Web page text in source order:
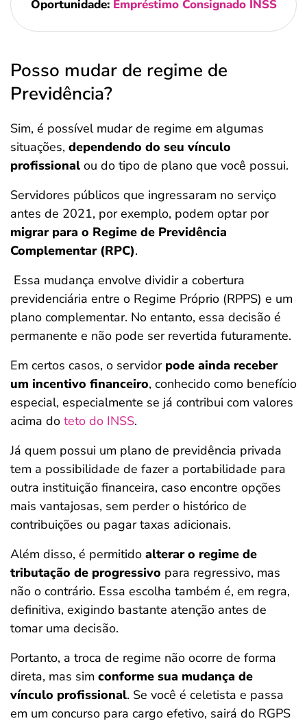
Oportunidade: Empréstimo Consignado INSS
Posso mudar de regime de
Previdência?
Sim, é possível mudar de regime em algumas
situações, dependendo do seu vínculo
profissional ou do tipo de plano que você possui.
Servidores públicos que ingressaram no serviço
antes de 2021, por exemplo, podem optar por
migrar para o Regime de Previdência
Complementar (RPC).
Essa mudança envolve dividir a cobertura
previdenciária entre o Regime Próprio (RPPS) e um
plano complementar. No entanto, essa decisão é
permanente e não pode ser revertida futuramente.
Em certos casos, o servidorpode ainda receber
um incentivo financeiro, conhecido como benefício
especial, especialmente se já contribui com valores
acima do teto do INSS.
Já quem possui um plano de previdência privada
tem a possibilidade de fazer a portabilidade para
outra instituição financeira, caso encontre opções
mais vantajosas, sem perder o histórico de
contribuições ou pagar taxas adicionais.
Além disso, é permitido alterar o regime de
tributação de progressivo para regressivo, mas
não o contrário. Essa escolha também é, em regra,
definitiva, exigindo bastante atenção antes de
tomar uma decisão.
Portanto, a troca de regime não ocorre de forma
direta, mas sim conforme sua mudança de
vínculo profissional. Se você é celetista e passa
em um concurso para cargo efetivo, sairá do RGPS